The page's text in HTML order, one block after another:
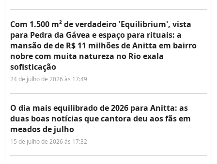
Com 1.500 m² de verdadeiro 'Equilibrium', vista
para Pedra da Gávea e espaço para rituais: a
mansão de de R$ 11 milhões de Anitta em bairro
nobre com muita natureza no Rio exala
sofisticação
24 de julho de 2026 às 17:49
O dia mais equilibrado de 2026 para Anitta: as
duas boas notícias que cantora deu aos fãs em
meados de julho
15 de julho de 2026 às 17:32